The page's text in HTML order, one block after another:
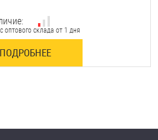
оптового склада от 1 дня
ПОДРОБНЕЕ